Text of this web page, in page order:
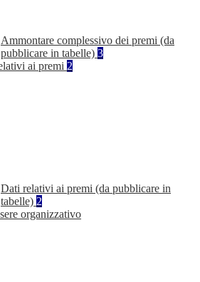
Ammontare complessivo dei premi (da
pubblicare in tabelle) 3
ai premi 2
Dati relativi ai premi (da pubblicare in
tabelle) 2
organizzativo